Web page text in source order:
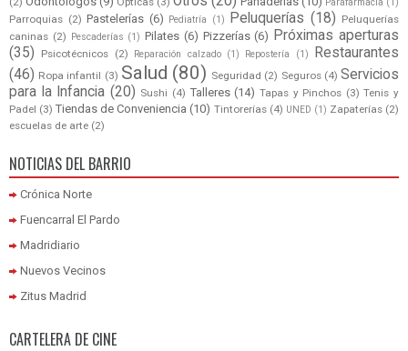
Parroquias (2) Pastelerías (6) Pediatría (1) Peluquerías (18) Peluquerías
caninas (2) Pescaderías (1) Pilates (6) Pizzerías (6) Próximas aperturas
(35)
Psicotécnicos (2) Reparación calzado (1) Repostería (1)
Restaurantes
(46) Ropa infantil (3) Salud (80) Seguridad (2) Seguros (4) Servicios
para la Infancia (20) Sushi (4) Talleres (14) Tapas y Pinchos (3) Tenis y
Padel (3) Tiendas de Conveniencia (10) Tintorerías (4) UNED (1) Zapaterías (2)
escuelas de arte (2)
NOTICIAS DEL BARRIO
Crónica Norte
Fuencarral El Pardo
Madridiario
Nuevos Vecinos
Zitus Madrid
CARTELERA DE CINE